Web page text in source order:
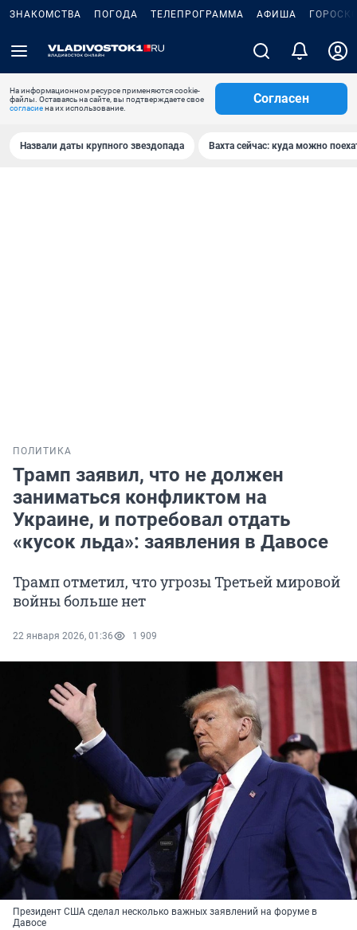
ЗНАКОМСТВА ПОГОДА ТЕЛЕПРОГРАММА АФИША
На информационном ресурсе применяются cookie-
файлы. Оставаясь на сайте, вы подтверждаете свое
согласиена их использование.
Согласен
Назвали даты крупного звездопада Вахта сейчас: куда можно
ПОЛИТИКА
Трамп заявил, что не должен
заниматься конфликтом на
Украине, и потребовал отдать
«кусок льда»: заявления в Давосе
Трамп отметил, что угрозы Третьей мировой
войны больше нет
22 января 2026, 01:36 1 909
Президент США сделал несколько важных заявлений на форуме в
Давосе